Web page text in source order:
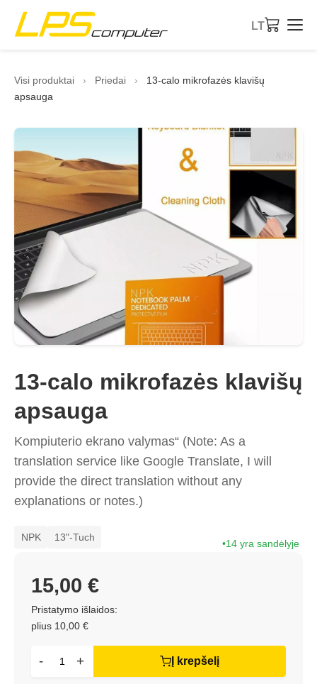
LT
Paslaugos
eBay parduotuvė
Visi produktai › Priedai ›
13-calo mikrofazės klavišų
apsauga
13-calo mikrofazės klavišų
apsauga
Kompiuterio ekrano valymas“ (Note: As a
translation service like Google Translate, I will
provide the direct translation without any
explanations or notes.)
NPK 13"-Tuch
14 yra sandėlyje
Pristatymo išlaidos:
plius 10,00 €
15,00 €
- + Į krepšelį